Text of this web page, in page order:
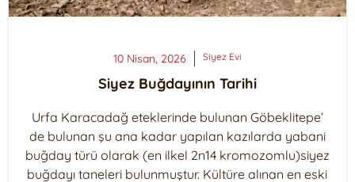
10 Nisan, 2026 Siyez Evi
Siyez Buğdayının Tarihi
Urfa Karacadağ eteklerinde bulunan Göbeklitepe’
de bulunan şu ana kadar yapılan kazılarda yabani
buğday türü olarak (en ilkel 2n14 kromozomlu)siyez
buğdayı taneleri bulunmuştur. Kültüre alınan en eski